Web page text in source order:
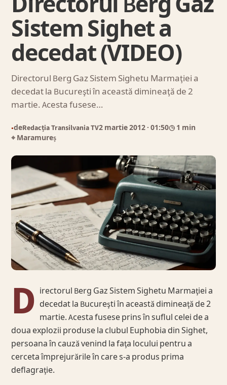
Sistem Sighet a
decedat (VIDEO)
Directorul Berg Gaz Sistem Sighetu Marmaţiei a
decedat la Bucureşti în această dimineaţă de 2
martie. Acesta fusese…
●deRedacția Transilvania TV2 martie 2012 · 01:50◷ 1 min
⌖ Maramureș
D irectorul Berg Gaz Sistem Sighetu Marmaţiei a
decedat la Bucureşti în această dimineaţă de 2
martie. Acesta fusese prins în suflul celei de a
doua explozii produse la clubul Euphobia din Sighet,
persoana în cauză venind la faţa locului pentru a
cerceta împrejurările în care s-a produs prima
deflagraţie.